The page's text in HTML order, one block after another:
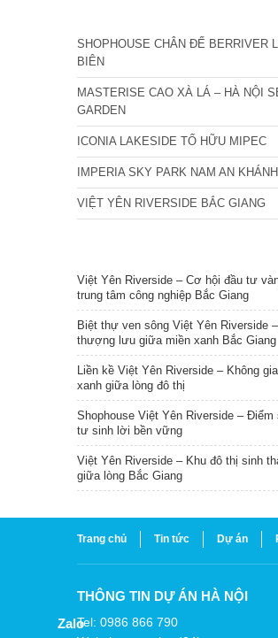
SHOPHOUSE CHÂN ĐẾ BERRIVER
BIÊN
MASTERISE CAO XÀ LÁ – HÀ NỘI
GARDEN
ICONIA LAKESIDE TỐ HỮU MIPEC
IMPERIA SKY PARK NAM AN KHÁNH
VIỆT YÊN RIVERSIDE BẮC GIANG
Việt Yên Riverside – Cơ hội đầu tư
trung tâm công nghiệp Bắc Giang
Biệt thự ven sông Việt Yên Riverside
thượng lưu giữa miền xanh Bắc Giang
Liền kề Việt Yên Riverside – Không
xanh giữa lòng đô thị
Shophouse Việt Yên Riverside – Điểm
tư sinh lời bền vững
Việt Yên Riverside – Khu đô thị sinh
giữa lòng Bắc Giang
Trang chủ Tin tức Dự án
THÔNG TIN DỰ ÁN HÀ NỘI
Tel: 0986 866 790
Zalo